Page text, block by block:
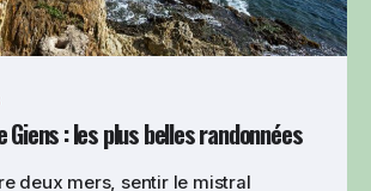
Giens : les plus belles randonnées
deux mers, sentir le mistral